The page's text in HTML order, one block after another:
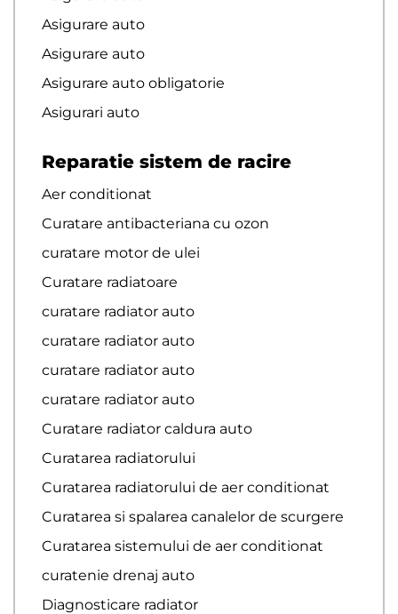
Asigurare auto
Asigurare auto
Asigurare auto obligatorie
Asigurari auto
Reparatie sistem de racire
Aer conditionat
Curatare antibacteriana cu ozon
curatare motor de ulei
Curatare radiatoare
curatare radiator auto
curatare radiator auto
curatare radiator auto
curatare radiator auto
Curatare radiator caldura auto
Curatarea radiatorului
Curatarea radiatorului de aer conditionat
Curatarea si spalarea canalelor de scurgere
Curatarea sistemului de aer conditionat
curatenie drenaj auto
Diagnosticare radiator